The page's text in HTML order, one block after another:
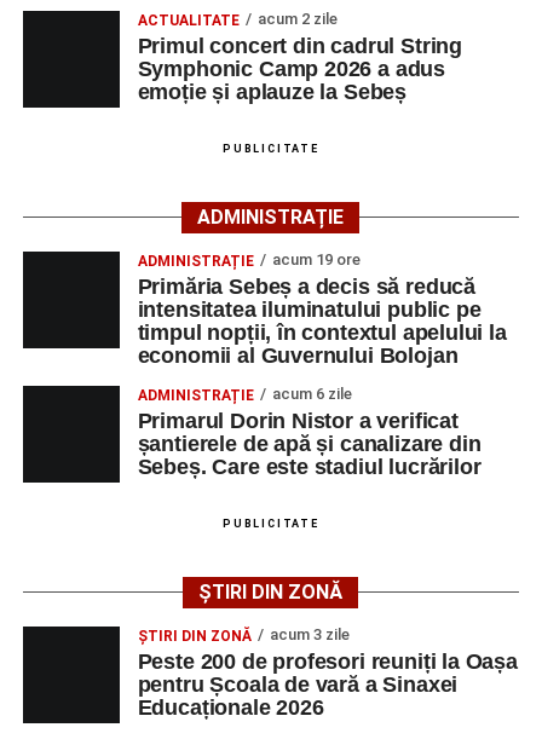
Primul concert din cadrul String Symphonic Camp
2026 a adus emoție și aplauze la Sebeș
Cei interesați pot consulta toate locurile de muncă
disponibile accesând platforma oficială ANOFM,
AJOFM Alba, apoi secțiunea„Persoane fizice
– Locuri de muncă vacante”
. De asemenea, informații
Lista publicată de AJOFM Alba include, pe lângă
denumirea posturilor vacante din Săsciori, și datele de
contact ale angajatorilor, precum numere de telefon și
adrese de e-mail, pentru ca persoanele interesate să
poată solicita detalii despre condițiile de angajare,
programul de lucru și procesul de recrutare.
Mai jos puteți consulta lista completă a locurilor de
muncă disponibile în comuna Săsciori la data de 4
AGENT OCUPAŢIA
NR.
NR.
Technology Srl
OPERATOR LA
MASINI-UNELTE
1 0752826367
ACTUALITATE acum 2 zile
Primul concert din cadrul String
Symphonic Camp 2026 a adus
emoție și aplauze la Sebeș
PUBLICITATE
ADMINISTRAȚIE
ADMINISTRAȚIE acum 19 ore
Primăria Sebeș a decis să reducă
intensitatea iluminatului public pe
timpul nopții, în contextul apelului la
economii al Guvernului Bolojan
ADMINISTRAȚIE acum 6 zile
Primarul Dorin Nistor a verificat
șantierele de apă și canalizare din
Sebeș. Care este stadiul lucrărilor
PUBLICITATE
ȘTIRI DIN ZONĂ
ȘTIRI DIN ZONĂ acum 3 zile
Peste 200 de profesori reuniți la Oașa
pentru Școala de vară a Sinaxei
Educaționale 2026